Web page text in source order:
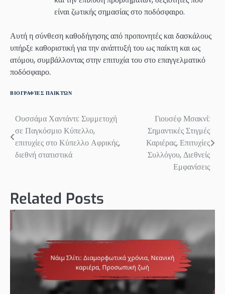
είναι ζωτικής σημασίας στο ποδόσφαιρο.
Αυτή η σύνθεση καθοδήγησης από προπονητές και δασκάλους
υπήρξε καθοριστική για την ανάπτυξή του ως παίκτη και ως
ατόμου, συμβάλλοντας στην επιτυχία του στο επαγγελματικό
ποδόσφαιρο.
ΒΙΟΓΡΑΦΊΕΣ ΠΑΙΚΤΏΝ
Post
navigation
Ουσσάμα Χαντάντι: Συμμετοχή
σε Παγκόσμιο Κύπελλο,
επιτυχίες στο Κύπελλο Αφρικής,
διεθνή στατιστικά
Γιουσέφ Μσακνί:
Σημαντικές Στιγμές
Καριέρας, Επιτυχίες
Συλλόγου, Διεθνείς
Εμφανίσεις
Related Posts